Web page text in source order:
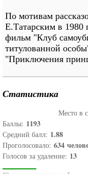
По мотивам
Е.Татарским в 1980
фильм "Клуб
титулованной
"Приключения
Статистика
Место в
Баллы: 1193
Средний балл: 1.88
Проголосовало: 634
Голосов за удаление: 13